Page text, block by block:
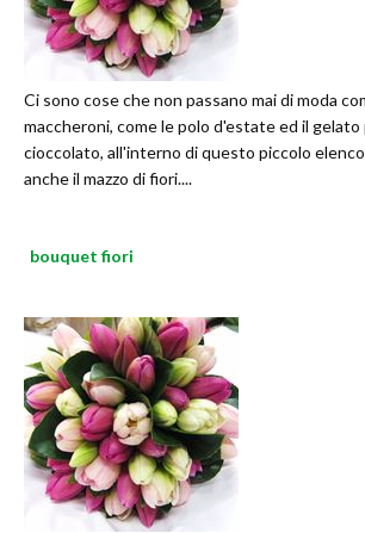
Ci sono cose che non passano mai di moda
maccheroni, come le polo d'estate ed il gelato
cioccolato, all'interno di questo piccolo
anche il mazzo di fiori....
bouquet fiori